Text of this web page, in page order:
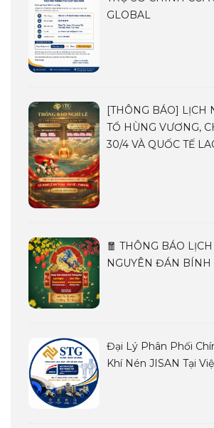
GLOBAL
[THÔNG BÁO] LỊCH
TỔ HÙNG VƯƠNG,
30/4 VÀ QUỐC TẾ
🧧 THÔNG BÁO
NGUYÊN ĐÁN BÍNH
Đại Lý Phân Phối
Khí Nén JISAN Tại